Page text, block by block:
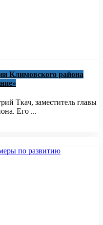
Климовского района
Ткач, заместитель главы
Его ...